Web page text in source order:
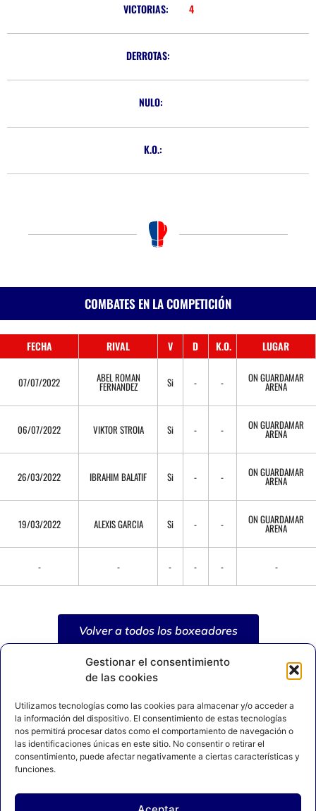
Gestionar el consentimiento
de las cookies
Utilizamos tecnologías como las cookies para almacenar y/o acceder a
la información del dispositivo. El consentimiento de estas tecnologías
nos permitirá procesar datos como el comportamiento de navegación o
las identificaciones únicas en este sitio. No consentir o retirar el
consentimiento, puede afectar negativamente a ciertas características y
funciones.
VICTORIAS: 4
DERROTAS:
NULO:
K.O.:
COMBATES EN LA COMPETICIÓN
FECHA RIVAL V D K.O. LUGAR
07/07/2022 ABEL ROMAN
FERNANDEZ Si - - ON GUARDAMAR
ARENA
06/07/2022 VIKTOR STROIA Si - - ON GUARDAMAR
ARENA
26/03/2022 IBRAHIM BALATIF Si - - ON GUARDAMAR
ARENA
19/03/2022 ALEXIS GARCIA Si - - ON GUARDAMAR
ARENA
- - - - - -
Volver a todos los boxeadores